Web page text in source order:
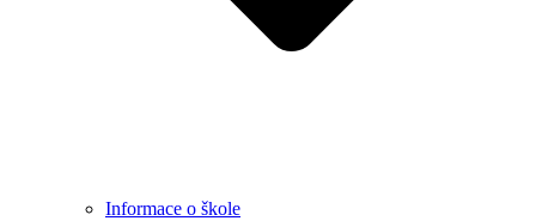
Informace o škole